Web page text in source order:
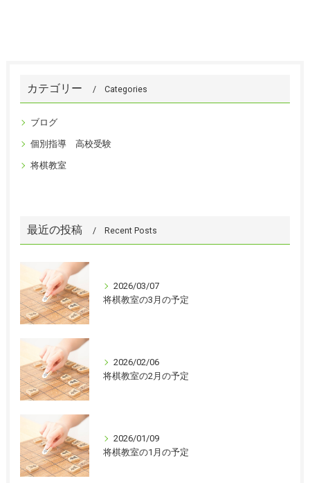
カテゴリー Categories
ブログ
個別指導 高校受験
将棋教室
最近の投稿 Recent Posts
2026/03/07
将棋教室の3月の予定
2026/02/06
将棋教室の2月の予定
2026/01/09
将棋教室の1月の予定